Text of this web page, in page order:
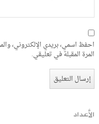
احفظ اسمي، بريدي الإلكتروني،
المرة المقبلة في تعليقي.
الأعداد